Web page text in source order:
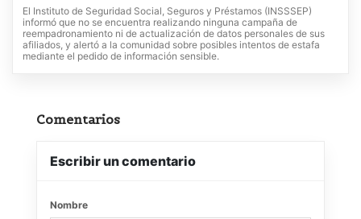
El Instituto de Seguridad Social, Seguros y Préstamos (INSSSEP)
informó que no se encuentra realizando ninguna campaña de
reempadronamiento ni de actualización de datos personales de sus
afiliados, y alertó a la comunidad sobre posibles intentos de estafa
mediante el pedido de información sensible.
Comentarios
Escribir un comentario
Nombre